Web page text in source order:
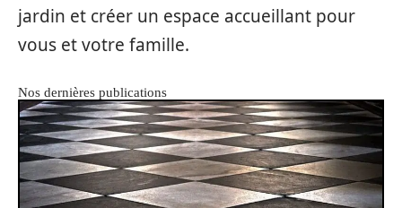
jardin et créer un espace accueillant pour
vous et votre famille.
Nos dernières publications